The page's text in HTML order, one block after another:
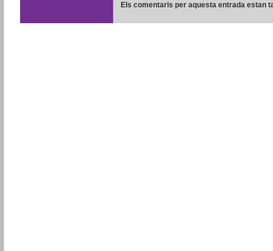
Els comentaris per aquesta entrada estan